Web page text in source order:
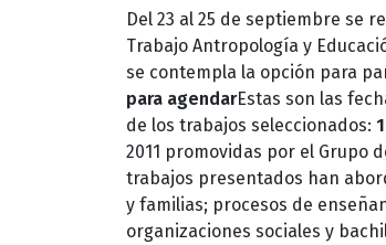
Del 23 al 25 de septiembre se
Trabajo Antropología y
se contempla la opción para
para agendarEstas son las
de los trabajos seleccionados:
2011 promovidas por el Grupo
trabajos presentados han
y familias; procesos de
organizaciones sociales y